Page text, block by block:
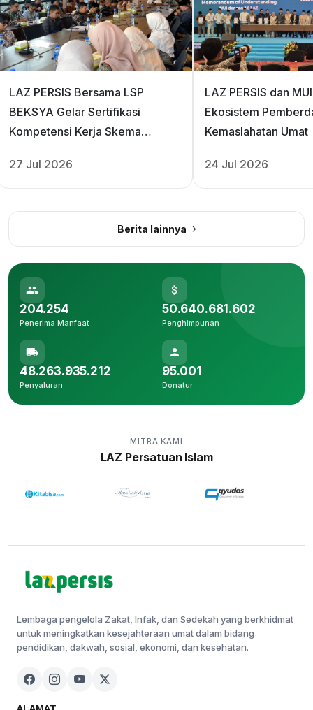
LAZ PERSIS Bersama LSP
BEKSYA Gelar Sertifikasi
Kompetensi Kerja Skema
Zakat
27 Jul 2026
LAZ PERSIS dan
Ekosistem
Kemaslahatan Umat
24 Jul 2026
Berita lainnya
204.254
Penerima Manfaat
50.640.681.602
Penghimpunan
48.263.935.212
Penyaluran
95.001
Donatur
MITRA KAMI
LAZ Persatuan Islam
Lembaga pengelola Zakat, Infak, dan Sedekah yang berkhidmat
untuk meningkatkan kesejahteraan umat dalam bidang
pendidikan, dakwah, sosial, ekonomi, dan kesehatan.
ALAMAT